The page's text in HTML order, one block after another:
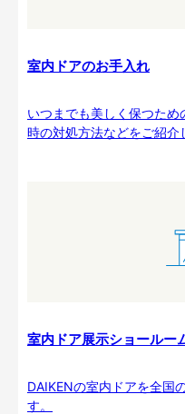
室内ドアのお手入れ
いつまでも美しく保つた
時の対処方法などをご紹介
室内ドア展示ショールー
DAIKENの室内ドアを全国
す。